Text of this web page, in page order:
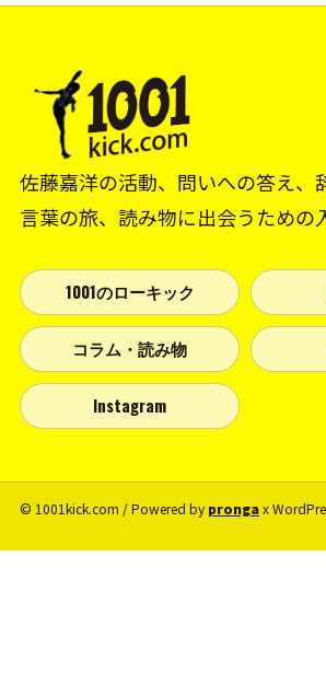
佐藤嘉洋の活動、問いへの答え、
言葉の旅、読み物に出会うための
1001のローキック
コラム・読み物
Instagram
© 1001kick.com / Powered by prongax